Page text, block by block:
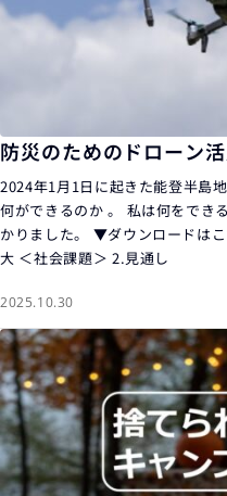
防災のためのドローン
2024年1月1日に起きた能登半島
何ができるのか 。 私は何をでき
かりました。 ▼ダウンロードは
大​ ＜社会課題＞ 2.見通し
2025.10.30